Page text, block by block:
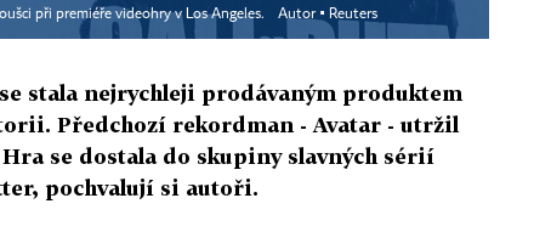
při premiéře videohry v Los Angeles. Autor ▪ Reuters
stala nejrychleji prodávaným produktem
Předchozí rekordman - Avatar - utržil
se dostala do skupiny slavných sérií
pochvalují si autoři.